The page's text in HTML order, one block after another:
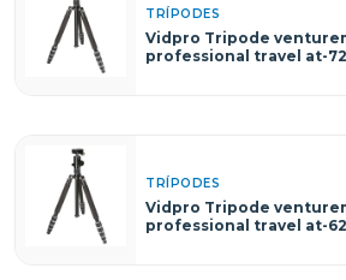
TRÍPODES
Vidpro Tripode
professional travel at-72
TRÍPODES
Vidpro Tripode
professional travel at-62